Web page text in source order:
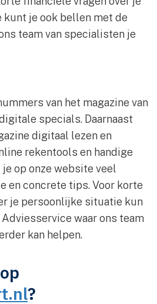
je ook bellen met de
team van specialisten je
van het magazine van
specials. Daarnaast
digitaal lezen en
rekentools en handige
op onze website veel
en concrete tips. Voor korte
je persoonlijke situatie kun
waar ons team
kan helpen.
?